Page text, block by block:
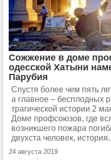
Сожжение в доме
одесской Хатыни
Парубия
Спустя более чем пять
а главное – бесплодных
трагической истории 2
Доме профсоюзов, где
возникшего пожара
двухста человек,
24 августа 2019